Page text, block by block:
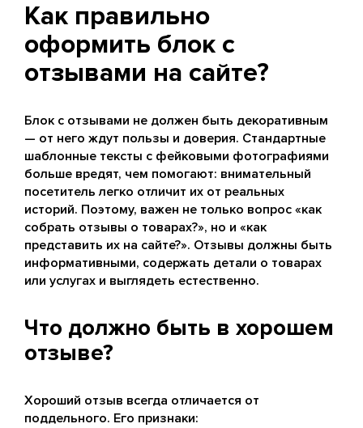
Как правильно
оформить блок с
отзывами на сайте?
Блок с отзывами не должен быть декоративным
— от него ждут пользы и доверия. Стандартные
шаблонные тексты с фейковыми фотографиями
больше вредят, чем помогают: внимательный
посетитель легко отличит их от реальных
историй. Поэтому, важен не только вопрос «как
собрать отзывы о товарах?», но и «как
представить их на сайте?». Отзывы должны быть
информативными, содержать детали о товарах
или услугах и выглядеть естественно.
Что должно быть в хорошем
отзыве?
Хороший отзыв всегда отличается от
поддельного. Его признаки: